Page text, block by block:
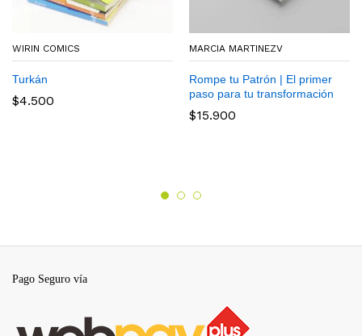
WIRIN COMICS
Turkán
$4.500
MARCIA MARTINEZV
Rompe tu Patrón | El primer
paso para tu transformación
$15.900
Pago Seguro vía